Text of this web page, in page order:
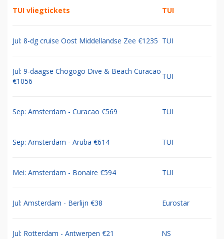
TUI vliegtickets TUI
Jul: 8-dg cruise Oost Middellandse Zee €1235 TUI
Jul: 9-daagse Chogogo Dive & Beach Curacao
€1056
TUI
Sep: Amsterdam - Curacao €569 TUI
Sep: Amsterdam - Aruba €614 TUI
Mei: Amsterdam - Bonaire €594 TUI
Jul: Amsterdam - Berlijn €38 Eurostar
Jul: Rotterdam - Antwerpen €21 NS